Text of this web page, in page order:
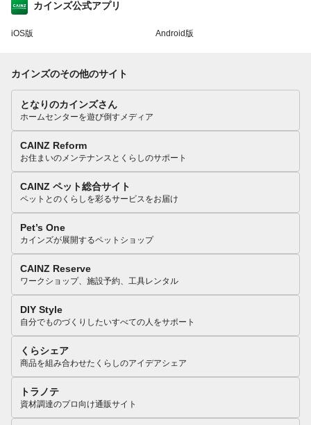
カインズ公式アプリ
iOS版 Android版
カインズのその他のサイト
となりのカインズさん
ホームセンターを遊び倒すメディア
CAINZ Reform
お住まいのメンテナンスとくらしのサポート
CAINZ ペット総合サイト
ペットとのくらしを彩るサービスをお届け
Pet’s One
カインズが展開するペットショップ
CAINZ Reserve
ワークショップ、施設予約、工具レンタル
DIY Style
自分でものづくりしたいすべての人をサポート
くらシェア
商品を組み合わせたくらしのアイデアシェア
トラノテ
資材調達のプロ向け通販サイト